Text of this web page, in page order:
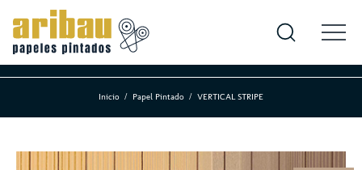
Inicio Papel Pintado VERTICAL STRIPE